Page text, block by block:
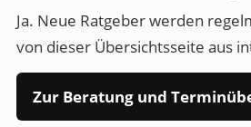
Ja. Neue Ratgeber werden
von dieser Übersichtsseite aus
Zur Beratung und